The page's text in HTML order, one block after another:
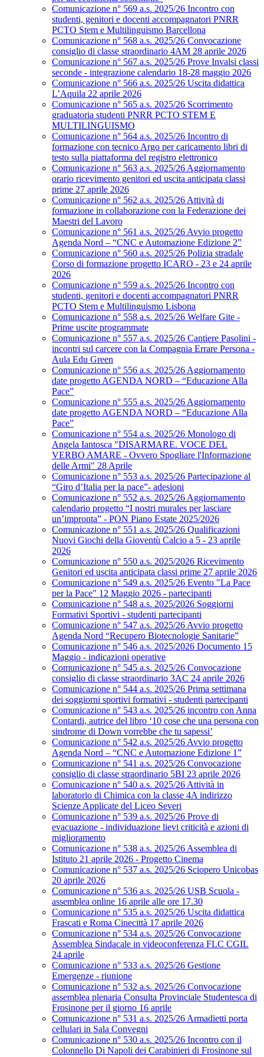
Comunicazione n° 569 a.s. 2025/26 Incontro con
studenti, genitori e docenti accompagnatori PNRR
PCTO Stem e Multilinguismo Barcellona
Comunicazione n° 568 a.s. 2025/26 Convocazione
consiglio di classe straordinario 4AM 28 aprile 2026
Comunicazione n° 567 a.s. 2025/26 Prove Invalsi classi
seconde - integrazione calendario 18-28 maggio 2026
Comunicazione n° 566 a.s. 2025/26 Uscita didattica
L’Aquila 22 aprile 2026
Comunicazione n° 565 a.s. 2025/26 Scorrimento
graduatoria studenti PNRR PCTO STEM E
MULTILINGUISMO
Comunicazione n° 564 a.s. 2025/26 Incontro di
formazione con tecnico Argo per caricamento libri di
testo sulla piattaforma del registro elettronico
Comunicazione n° 563 a.s. 2025/26 Aggiornamento
orario ricevimento genitori ed uscita anticipata classi
prime 27 aprile 2026
Comunicazione n° 562 a.s. 2025/26 Attività di
formazione in collaborazione con la Federazione dei
Maestri del Lavoro
Comunicazione n° 561 a.s. 2025/26 Avvio progetto
Agenda Nord – “CNC e Automazione Edizione 2”
Comunicazione n° 560 a.s. 2025/26 Polizia stradale
Corso di formazione progetto ICARO - 23 e 24 aprile
2026
Comunicazione n° 559 a.s. 2025/26 Incontro con
studenti, genitori e docenti accompagnatori PNRR
PCTO Stem e Multilinguismo Lisbona
Comunicazione n° 558 a.s. 2025/26 Welfare Gite -
Prime uscite programmate
Comunicazione n° 557 a.s. 2025/26 Cantiere Pasolini -
incontri sul carcere con la Compagnia Errare Persona -
Aula Edu Green
Comunicazione n° 556 a.s. 2025/26 Aggiornamento
date progetto AGENDA NORD – “Educazione Alla
Pace”
Comunicazione n° 555 a.s. 2025/26 Aggiornamento
date progetto AGENDA NORD – “Educazione Alla
Pace”
Comunicazione n° 554 a.s. 2025/26 Monologo di
Angela Iantosca "DISARMARE. VOCE DEL
VERBO AMARE - Ovvero Spogliare l'Informazione
delle Armi" 28 Aprile
Comunicazione n° 553 a.s. 2025/26 Partecipazione al
“Giro d’Italia per la pace”- adesioni
Comunicazione n° 552 a.s. 2025/26 Aggiornamento
calendario progetto “I nostri murales per lasciare
un’impronta” - PON Piano Estate 2025/2026
Comunicazione n° 551 a.s. 2025/26 Qualificazioni
Nuovi Giochi della Gioventù Calcio a 5 - 23 aprile
2026
Comunicazione n° 550 a.s. 2025/2026 Ricevimento
Genitori ed uscita anticipata classi prime 27 aprile 2026
Comunicazione n° 549 a.s. 2025/26 Evento "La Pace
per la Pace" 12 Maggio 2026 - partecipanti
Comunicazione n° 548 a.s. 2025/2026 Soggiorni
Formativi Sportivi - studenti partecipanti
Comunicazione n° 547 a.s. 2025/26 Avvio progetto
Agenda Nord “Recupero Biotecnologie Sanitarie”
Comunicazione n° 546 a.s. 2025/2026 Documento 15
Maggio - indicazioni operative
Comunicazione n° 545 a.s. 2025/26 Convocazione
consiglio di classe straordinario 3AC 24 aprile 2026
Comunicazione n° 544 a.s. 2025/26 Prima settimana
dei soggiorni sportivi formativi - studenti partecipanti
Comunicazione n° 543 a.s. 2025/26 incontro con Anna
Contardi, autrice del libro ‘10 cose che una persona con
sindrome di Down vorrebbe che tu sapessi’
Comunicazione n° 542 a.s. 2025/26 Avvio progetto
Agenda Nord – “CNC e Automazione Edizione 1”
Comunicazione n° 541 a.s. 2025/26 Convocazione
consiglio di classe straordinario 5BI 23 aprile 2026
Comunicazione n° 540 a.s. 2025/26 Attività in
laboratorio di Chimica con la classe 4A indirizzo
Scienze Applicate del Liceo Severi
Comunicazione n° 539 a.s. 2025/26 Prove di
evacuazione - individuazione lievi criticità e azioni di
miglioramento
Comunicazione n° 538 a.s. 2025/26 Assemblea di
Istituto 21 aprile 2026 - Progetto Cinema
Comunicazione n° 537 a.s. 2025/26 Sciopero Unicobas
20 aprile 2026
Comunicazione n° 536 a.s. 2025/26 USB Scuola -
assemblea online 16 aprile alle ore 17.30
Comunicazione n° 535 a.s. 2025/26 Uscita didattica
Frascati e Roma Cinecittà 17 aprile 2026
Comunicazione n° 534 a.s. 2025/26 Convocazione
Assemblea Sindacale in videoconferenza FLC CGIL
24 aprile
Comunicazione n° 533 a.s. 2025/26 Gestione
Emergenze - riunione
Comunicazione n° 532 a.s. 2025/26 Convocazione
assemblea plenaria Consulta Provinciale Studentesca di
Frosinone per il giorno 16 aprile
Comunicazione n° 531 a.s. 2025/26 Armadietti porta
cellulari in Sala Convegni
Comunicazione n° 530 a.s. 2025/26 Incontro con il
Colonnello Di Napoli dei Carabinieri di Frosinone sul